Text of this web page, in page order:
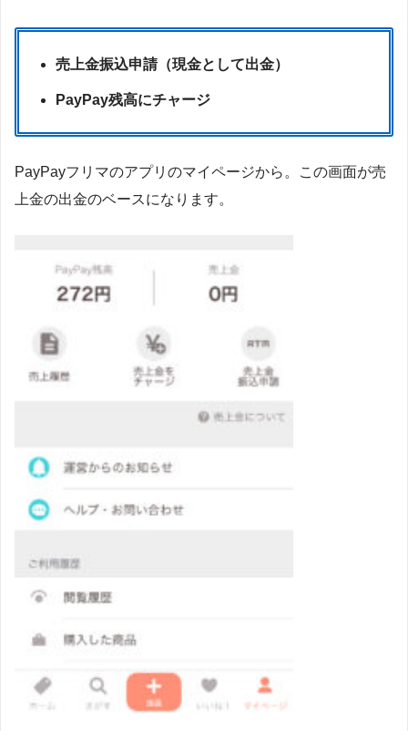
売上金振込申請（現金として出金）
PayPay残高にチャージ
PayPayフリマのアプリのマイページから。この画面が売
上金の出金のベースになります。